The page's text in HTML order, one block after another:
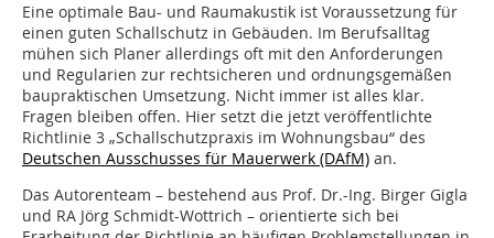
Eine optimale Bau- und Raumakustik ist Voraussetzung für
einen guten Schallschutz in Gebäuden. Im Berufsalltag
mühen sich Planer allerdings oft mit den Anforderungen
und Regularien zur rechtsicheren und ordnungsgemäßen
baupraktischen Umsetzung. Nicht immer ist alles klar.
Fragen bleiben offen. Hier setzt die jetzt veröffentlichte
Richtlinie 3 „Schallschutzpraxis im Wohnungsbau“ des
Deutschen Ausschusses für Mauerwerk (DAfM) an.
Das Autorenteam – bestehend aus Prof. Dr.-Ing. Birger Gigla
und RA Jörg Schmidt-Wottrich – orientierte sich bei